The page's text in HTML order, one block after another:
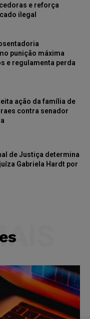
e reforça
ilegal
punição máxima
e regulamenta perda
ação da família de
contra senador
de Justiça determina
Gabriela Hardt por